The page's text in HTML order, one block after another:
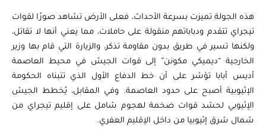
هذه الجولة تميزت بسرعة الأحداث، فعلى الأرض تشاهد صورًا لقوات
تيجراي تتقدم ودباباتهم منقولة على حاملات، مما يعني أنها لا تقاتل،
ولكنها تسير في طريق بدون مقاومة تذكر، والزيارة التي قام بها وزير
الخارجية “ديميكي مكونن” إلى قوات الجيش في محيط العاصمة
أديس أبابا تؤشر على أن خط الدفاع الأول الذي تتبناه الحكومة
الإثيوبية أصبح على حدود العاصمة. وفي المقابل، يُخطط الجيش
الإثيوبي لحشد قوات ضخمة لهجوم شامل على إقليم تيجراي من
شمال شرق إثيوبيا من داخل الإقليم العفري.